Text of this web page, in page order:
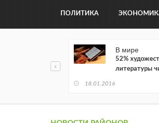
ПОЛИТИКА
В мире
52%
литературы
18.01.2016